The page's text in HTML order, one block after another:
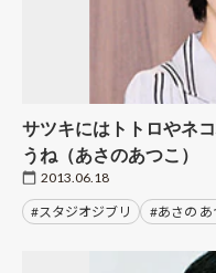
サツキにはトトロやネ
うね（あさのあつこ）
2013.06.18
#スタジオジブリ #あさの あ